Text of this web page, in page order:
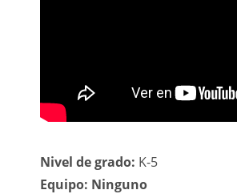
Nivel de grado: K-5
Equipo: Ninguno